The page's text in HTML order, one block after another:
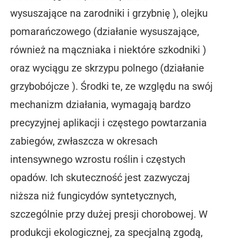
wysuszające na zarodniki i grzybnię ), olejku
pomarańczowego (działanie wysuszające,
również na mączniaka i niektóre szkodniki )
oraz wyciągu ze skrzypu polnego (działanie
grzybobójcze ). Środki te, ze względu na swój
mechanizm działania, wymagają bardzo
precyzyjnej aplikacji i częstego powtarzania
zabiegów, zwłaszcza w okresach
intensywnego wzrostu roślin i częstych
opadów. Ich skuteczność jest zazwyczaj
niższa niż fungicydów syntetycznych,
szczególnie przy dużej presji chorobowej. W
produkcji ekologicznej, za specjalną zgodą,